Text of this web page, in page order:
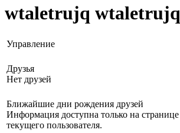
wtaletrujq wtaletrujq
Управление
Друзья
Нет друзей
Ближайшие дни рождения друзей
Информация доступна только на странице
текущего пользователя.